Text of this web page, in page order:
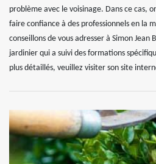
problème avec le voisinage. Dans ce cas,
faire confiance à des professionnels en la
conseillons de vous adresser à Simon
jardinier qui a suivi des formations
plus détaillés, veuillez visiter son site